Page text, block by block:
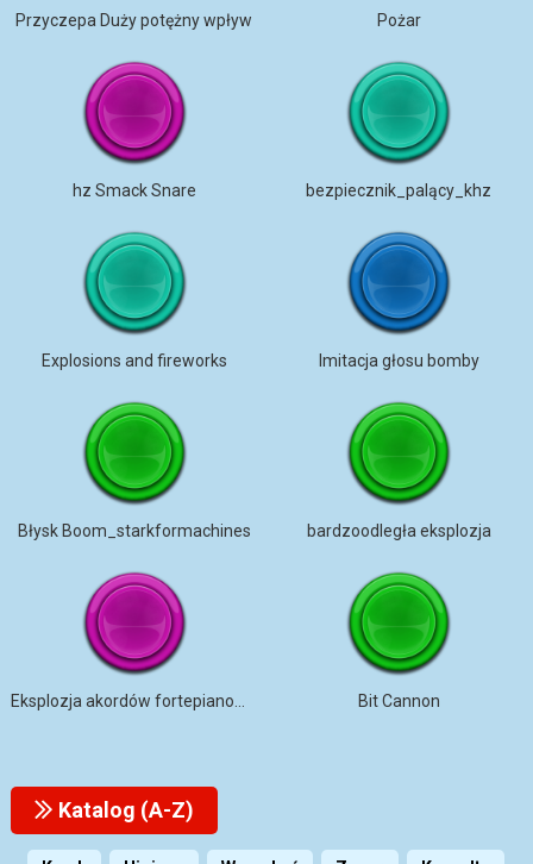
Przyczepa Duży potężny wpływ Pożar
hz Smack Snare bezpiecznik_palący_khz
Explosions and fireworks Imitacja głosu bomby
Błysk Boom_starkformachines bardzoodległa eksplozja
Bit Cannon
Katalog (A-Z)